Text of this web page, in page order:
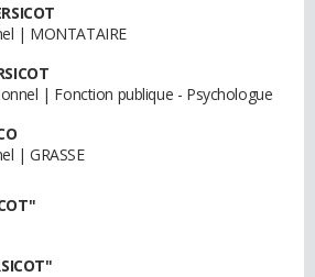
| MONTATAIRE
| Fonction publique - Psychologue
| GRASSE